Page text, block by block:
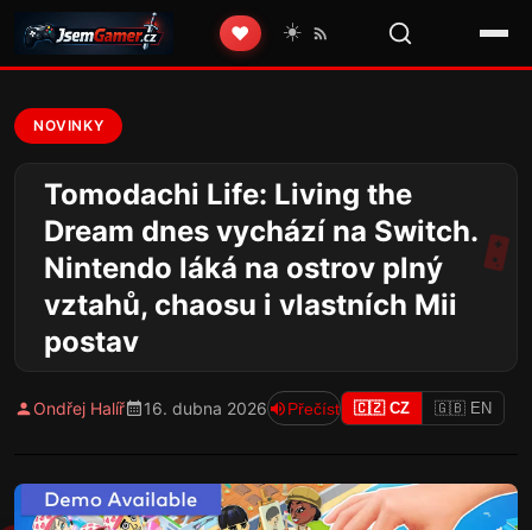
❤️ ☀️
NOVINKY
Tomodachi Life: Living the
Dream dnes vychází na Switch.
Nintendo láká na ostrov plný
vztahů, chaosu i vlastních Mii
postav
Ondřej Halíř 16. dubna 2026 Přečíst 🇨🇿 CZ 🇬🇧 EN